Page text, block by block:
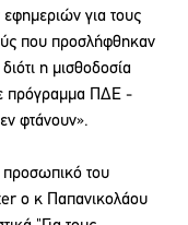
για τους
που προσλήφθηκαν
η μισθοδοσία
πρόγραμμα ΠΔΕ -
φτάνουν».
προσωπικό του
ο κ Παπανικολάου